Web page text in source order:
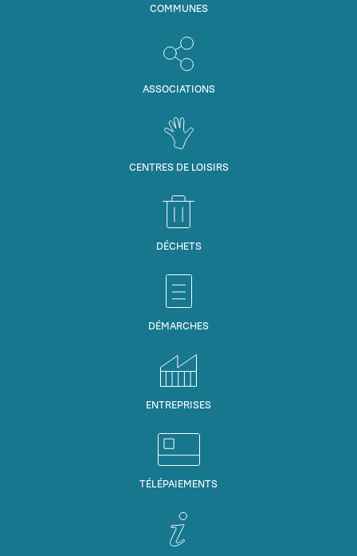
COMMUNES
ASSOCIATIONS
CENTRES DE LOISIRS
DÉCHETS
DÉMARCHES
ENTREPRISES
TÉLÉPAIEMENTS